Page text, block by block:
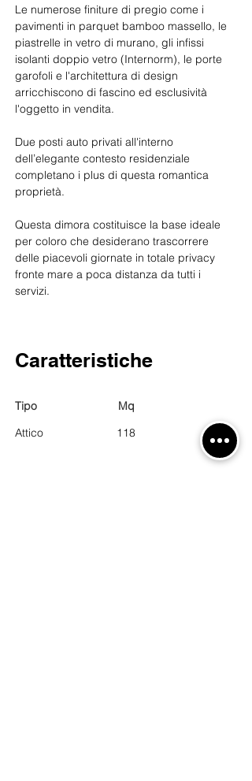
Le numerose finiture di pregio come i
pavimenti in parquet bamboo massello, le
piastrelle in vetro di murano, gli infissi
isolanti doppio vetro (Internorm), le porte
garofoli e l'architettura di design
arricchiscono di fascino ed esclusività
l'oggetto in vendita.
Due posti auto privati all'interno
dell’elegante contesto residenziale
completano i plus di questa romantica
proprietà.
Questa dimora costituisce la base ideale
per coloro che desiderano trascorrere
delle piacevoli giornate in totale privacy
fronte mare a poca distanza da tutti i
servizi.
Caratteristiche
Tipo
Mq
Attico
118